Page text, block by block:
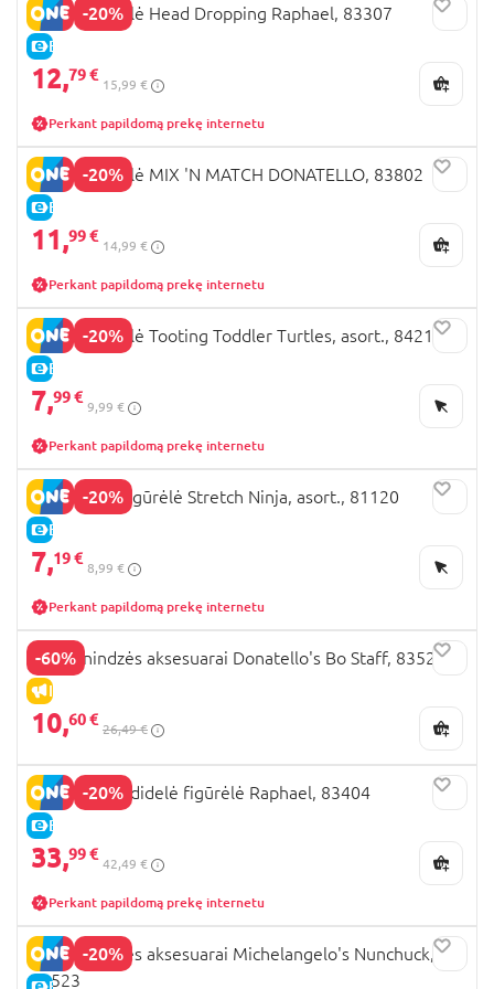
-20%
E-KAINA
TMNT figūrėlė Head Dropping Raphael, 83307
12,79 €
15,99 €
Perkant papildomą prekę internetu
-20%
E-KAINA
TMNT figūrėlė MIX 'N MATCH DONATELLO, 83802
11,99 €
14,99 €
Perkant papildomą prekę internetu
-20%
E-KAINA
TMNT figūrėlė Tooting Toddler Turtles, asort., 84210
7,99 €
9,99 €
Perkant papildomą prekę internetu
-20%
E-KAINA
TMNT mini figūrėlė Stretch Ninja, asort., 81120
7,19 €
8,99 €
Perkant papildomą prekę internetu
-60%
IŠPARDAVIMAS
TMNT nindzės aksesuarai Donatello's Bo Staff, 83522
10,60 €
26,49 €
-20%
E-KAINA
TMNT 30cm didelė figūrėlė Raphael, 83404
33,99 €
42,49 €
Perkant papildomą prekę internetu
-20%
TMNT nindzės aksesuarai Michelangelo's Nunchuck,
83523